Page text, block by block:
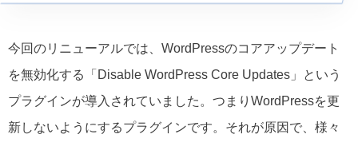
今回のリニューアルでは、WordPressのコアアップデート
を無効化する「Disable WordPress Core Updates」という
プラグインが導入されていました。つまりWordPressを更
新しないようにするプラグインです。それが原因で、様々